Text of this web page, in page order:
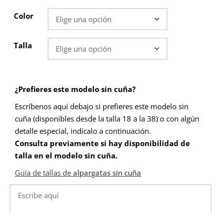
Color
Talla
¿Prefieres este modelo sin cuña?
Escríbenos aquí debajo si prefieres este modelo sin
cuña (disponibles desde la talla 18 a la 38) o con algún
detalle especial, indícalo a continuación.
Consulta previamente si hay disponibilidad de
talla en el modelo sin cuña.
Guía de tallas de alpargatas sin cuña